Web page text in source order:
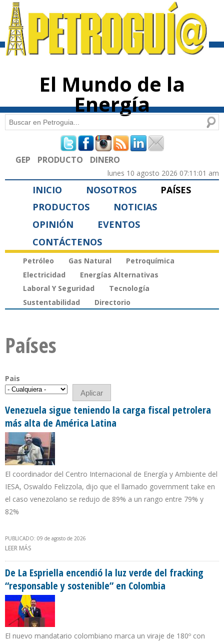
contenido
El Mundo de la
Energía
Formulario de búsqueda
Buscar
GEP PRODUCTO DINERO
lunes 10 agosto 2026 07:11:01 am
INICIO NOSOTROS
PAÍSES
PRODUCTOS
NOTICIAS
OPINIÓN
EVENTOS
CONTÁCTENOS
Petróleo Gas Natural
Petroquímica
Electricidad
Energías Alternativas
Laboral Y Seguridad
Tecnología
Sustentabilidad
Directorio
Países
Pais
Venezuela sigue teniendo la carga fiscal petrolera
más alta de América Latina
El coordinador del Centro Internacional de Energía y Ambiente del
IESA, Oswaldo Felizzola, dijo que el llamado government take en
el caso venezolano se redujo de 89% a un rango entre 79% y
82%
PUBLICADO: 09 de agosto de 2026
LEER MÁS
De La Espriella encendió la luz verde del fracking
“responsable y sostenible” en Colombia
El nuevo mandatario colombiano marca un viraje de 180º con